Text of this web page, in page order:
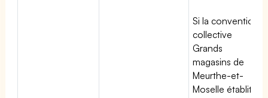
Si la convention
collective
Grands
magasins de
Meurthe-et-
Moselle établit